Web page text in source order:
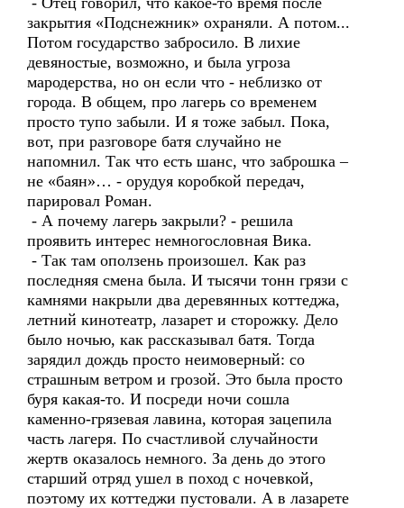
закрытия «Подснежник» охраняли. А потом...
Потом государство забросило. В лихие
девяностые, возможно, и была угроза
мародерства, но он если что - неблизко от
города. В общем, про лагерь со временем
просто тупо забыли. И я тоже забыл. Пока,
вот, при разговоре батя случайно не
напомнил. Так что есть шанс, что заброшка –
не «баян»… - орудуя коробкой передач,
парировал Роман.
- А почему лагерь закрыли? - решила
проявить интерес немногословная Вика.
- Так там оползень произошел. Как раз
последняя смена была. И тысячи тонн грязи с
камнями накрыли два деревянных коттеджа,
летний кинотеатр, лазарет и сторожку. Дело
было ночью, как рассказывал батя. Тогда
зарядил дождь просто неимоверный: со
страшным ветром и грозой. Это была просто
буря какая-то. И посреди ночи сошла
каменно-грязевая лавина, которая зацепила
часть лагеря. По счастливой случайности
жертв оказалось немного. За день до этого
старший отряд ушел в поход с ночевкой,
поэтому их коттеджи пустовали. А в лазарете